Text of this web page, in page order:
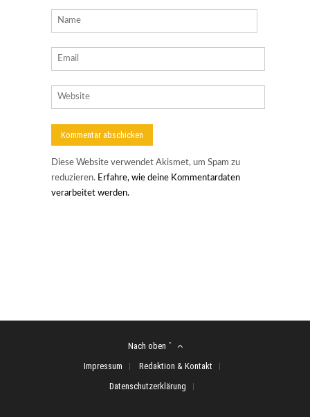
Diese Website verwendet Akismet, um Spam zu
reduzieren. Erfahre, wie deine Kommentardaten
verarbeitet werden.
Nach oben ˆ
Impressum
Redaktion & Kontakt
Datenschutzerklärung